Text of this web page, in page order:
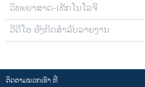
ວິທະຍາສາດ-ເທັກໂນໂລຈີ
ວີດີໂອ ອັງກິດສຳລັບລາຍງານ
ຕິດຕາມພວກເຮົາ ທີ່